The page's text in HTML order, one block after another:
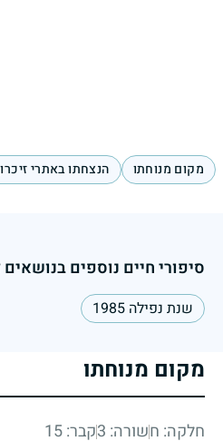
מקום מנוחתו הנצחתו באתרי
סיפורי חיים נוספים
שנת נפילה 1985
מקום מנוחתו
חלקה: חשורה: 3 קבר: 15